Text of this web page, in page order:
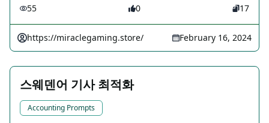
55 0 17
https://miraclegaming.store/ February 16, 2024
스웨덴어 기사 최적화
Accounting Prompts